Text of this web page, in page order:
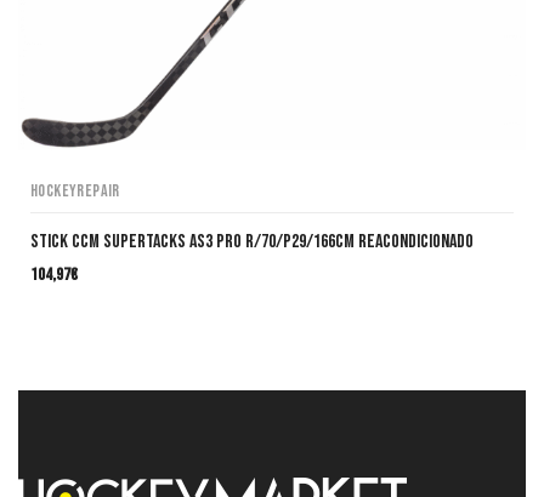
HockeyRepair
Stick CCM SuperTacks AS3 Pro R/70/P29/166cm Reacondicionado
104,97€